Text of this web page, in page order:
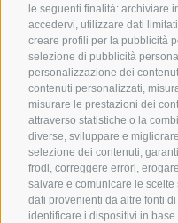
le seguenti finalità: archiviare
accedervi, utilizzare dati
creare profili per la pubblicità
selezione di pubblicità
personalizzazione dei
contenuti personalizzati,
misurare le prestazioni dei
attraverso statistiche o la
diverse, sviluppare e
selezione dei contenuti,
frodi, correggere errori,
salvare e comunicare le
dati provenienti da altre fonti
identificare i dispositivi in
UFFICIO PER IL PARCO
SOCIAL MEDIA POLICY | CREDITS |
Preferenze Cookies